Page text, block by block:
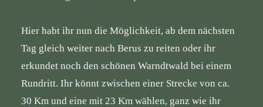
Hier habt ihr nun die Möglichkeit, ab dem nächsten
Tag gleich weiter nach Berus zu reiten oder ihr
erkundet noch den schönen Warndtwald bei einem
Rundritt. Ihr könnt zwischen einer Strecke von ca.
30 Km und eine mit 23 Km wählen, ganz wie ihr